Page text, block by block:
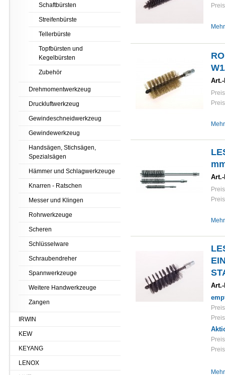
Art.-
Art.-
Art.-
Schaftbürsten
Streifenbürste
Tellerbürste
Topfbürsten und
Kegelbürsten
Zubehör
Drehmomentwerkzeug
Druckluftwerkzeug
Gewindeschneidwerkzeug
Gewindewerkzeug
Handsägen, Stichsägen,
Spezialsägen
Hämmer und Schlagwerkzeuge
Knarren - Ratschen
Messer und Klingen
Rohrwerkzeuge
Scheren
Schlüsselware
Schraubendreher
Spannwerkzeuge
Weitere Handwerkzeuge
Zangen
IRWIN
KEW
KEYANG
LENOX